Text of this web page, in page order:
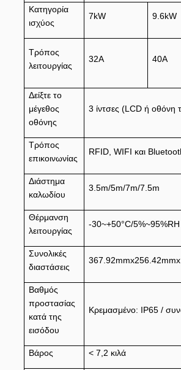
Κατηγορία
ισχύος
7kW 9.6kW
Τρόπος
λειτουργίας
32Α 40Α
Δείξτε το
μέγεθος
οθόνης
3 ίντσες (LCD ή οθόνη
Τρόπος
επικοινωνίας
RFID, WIFI και
Διάστημα
καλωδίου
3.5m/5m/7m/7.5m
Θέρμανση
λειτουργίας
-30~+50°C/5%~95%RH
Συνολικές
διαστάσεις
Βαθμός
προστασίας
κατά της
εισόδου
Κρεμασμένο: IP65 /
Βάρος < 7,2 κιλά